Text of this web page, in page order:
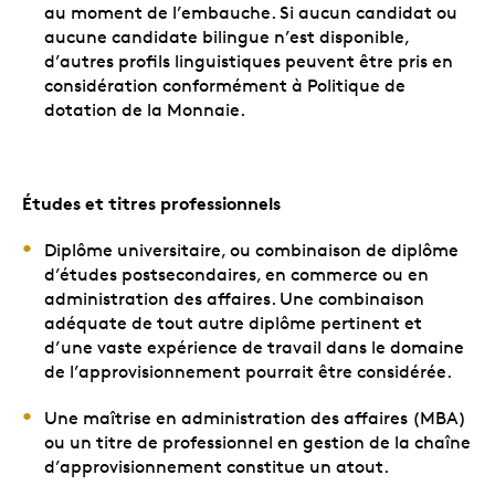
au moment de l’embauche. Si aucun candidat ou
aucune candidate bilingue n’est disponible,
d’autres profils linguistiques peuvent être pris en
considération conformément à Politique de
dotation de la Monnaie.
Études et titres professionnels
Diplôme universitaire, ou combinaison de diplôme
d’études postsecondaires, en commerce ou en
administration des affaires. Une combinaison
adéquate de tout autre diplôme pertinent et
d’une vaste expérience de travail dans le domaine
de l’approvisionnement pourrait être considérée.
Une maîtrise en administration des affaires (MBA)
ou un titre de professionnel en gestion de la chaîne
d’approvisionnement constitue un atout.